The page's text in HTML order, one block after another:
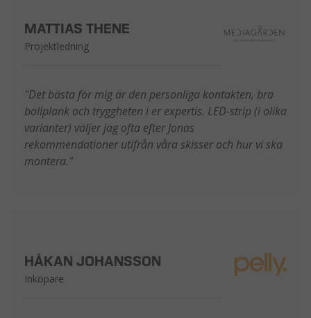
MATTIAS THENE
Projektledning
"Det bästa för mig är den personliga kontakten, bra
bollplank och tryggheten i er expertis. LED-strip (i olika
varianter) väljer jag ofta efter Jonas
rekommendationer utifrån våra skisser och hur vi ska
montera."
HÅKAN JOHANSSON
Inköpare